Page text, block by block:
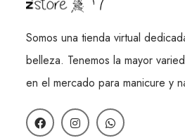
Somos una tienda virtual
belleza. Tenemos la mayor
en el mercado para manicure y